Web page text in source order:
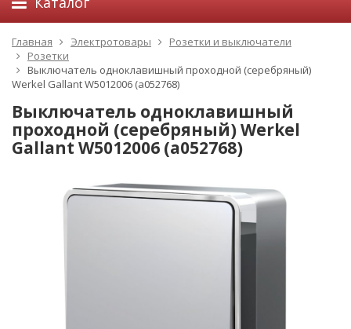
Главная Электротовары
Розетки и выключатели
Розетки
Выключатель одноклавишный проходной (серебряный)
Werkel Gallant W5012006 (a052768)
Выключатель одноклавишный
проходной (серебряный) Werkel
Gallant W5012006 (a052768)